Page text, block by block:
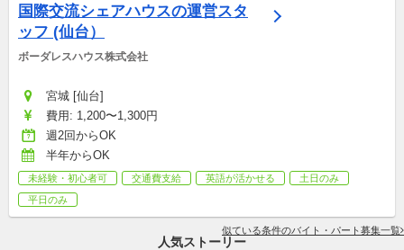
国際交流シェアハウスの運営スタ
ッフ (仙台）
ボーダレスハウス株式会社
宮城 [仙台]
費用: 1,200〜1,300円
週2回からOK
半年からOK
未経験・初心者可 交通費支給 英語が活かせる
土日のみ
平日のみ
似ている条件のバイト・パート募集一覧
人気ストーリー